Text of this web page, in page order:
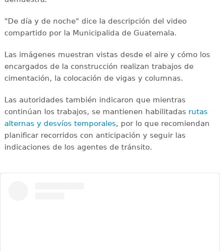
"De día y de noche" dice la descripción del video
compartido por la Municipalida de Guatemala.
Las imágenes muestran vistas desde el aire y cómo los
encargados de la construcción realizan trabajos de
cimentación, la colocación de vigas y columnas.
Las autoridades también indicaron que mientras
continúan los trabajos, se mantienen habilitadas rutas
alternas y desvíos temporales, por lo que recomiendan
planificar recorridos con anticipación y seguir las
indicaciones de los agentes de tránsito.